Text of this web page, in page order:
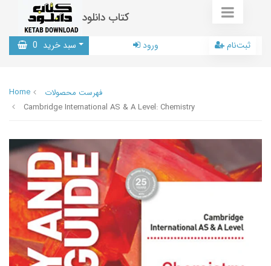
کتاب دانلود
سبد خرید 0 ورود ثبت‌نام
Home
فهرست محصولات
Cambridge International AS & A Level: Chemistry